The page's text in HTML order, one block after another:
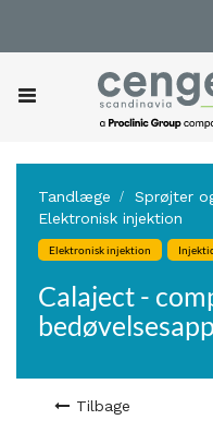
Tandlæge Sprøjter
Elektronisk injektion
Elektronisk injektion
Calaject -
Tilbage